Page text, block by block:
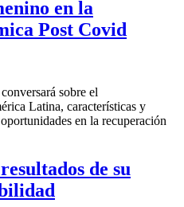
en la
Post Covid
sobre el
Latina, características y
en la recuperación
de su